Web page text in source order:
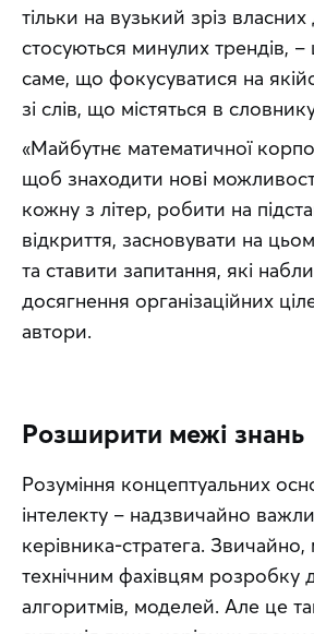
тільки на вузький зріз
стосуються минулих трендів,
саме, що фокусуватися на
зі слів, що містяться в
«Майбутнє математичної
щоб знаходити нові
кожну з літер, робити на
відкриття, засновувати на
та ставити запитання, які
досягнення організаційних
автори.
Розширити межі знань
Розуміння концептуальних
інтелекту – надзвичайно
керівника-стратега.
технічним фахівцям розробку
алгоритмів, моделей. Але це